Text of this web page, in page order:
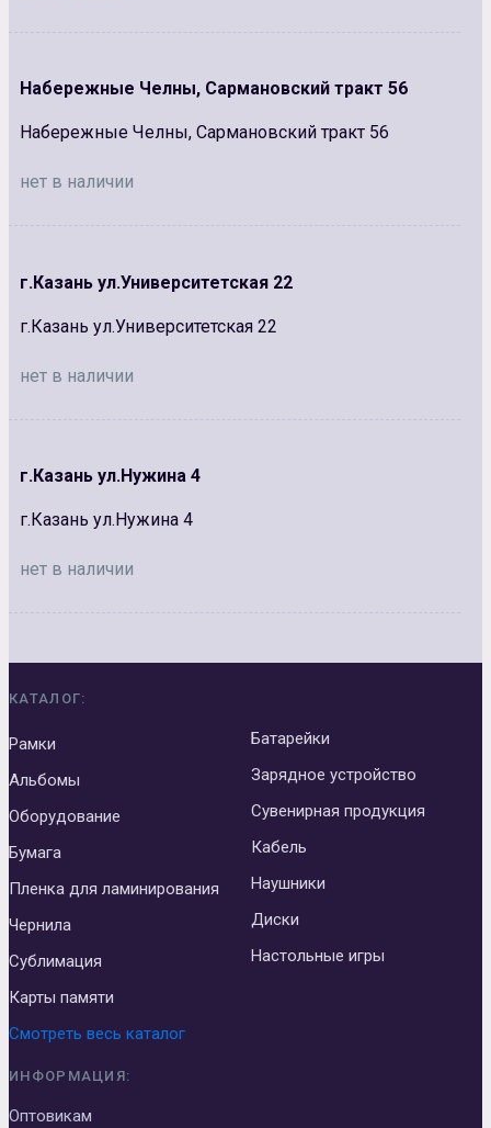
Набережные Челны, Сармановский тракт 56
Набережные Челны, Сармановский тракт 56
нет в наличии
г.Казань ул.Университетская 22
г.Казань ул.Университетская 22
нет в наличии
г.Казань ул.Нужина 4
г.Казань ул.Нужина 4
нет в наличии
КАТАЛОГ:
Рамки
Альбомы
Оборудование
Бумага
Пленка для ламинирования
Чернила
Сублимация
Карты памяти
Батарейки
Зарядное устройство
Сувенирная продукция
Кабель
Наушники
Диски
Настольные игры
Смотреть весь каталог
ИНФОРМАЦИЯ:
Оптовикам